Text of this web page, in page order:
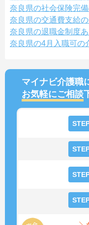
奈良県の社会保険完
奈良県の交通費支給
奈良県の退職金制度
奈良県の4月入職可の
マイナビ介護職
お気軽にご相談